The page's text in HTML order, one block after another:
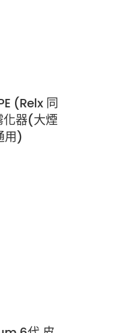
(Relx 同
化器(大煙
用)